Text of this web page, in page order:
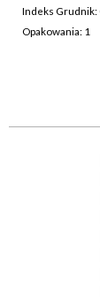
Indeks Grudnik:
Opakowania: 1